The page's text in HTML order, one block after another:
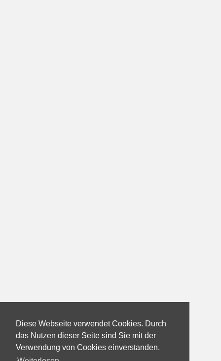
Diese Webseite verwendet Cookies. Durch
das Nutzen dieser Seite sind Sie mit der
Verwendung von Cookies einverstanden.